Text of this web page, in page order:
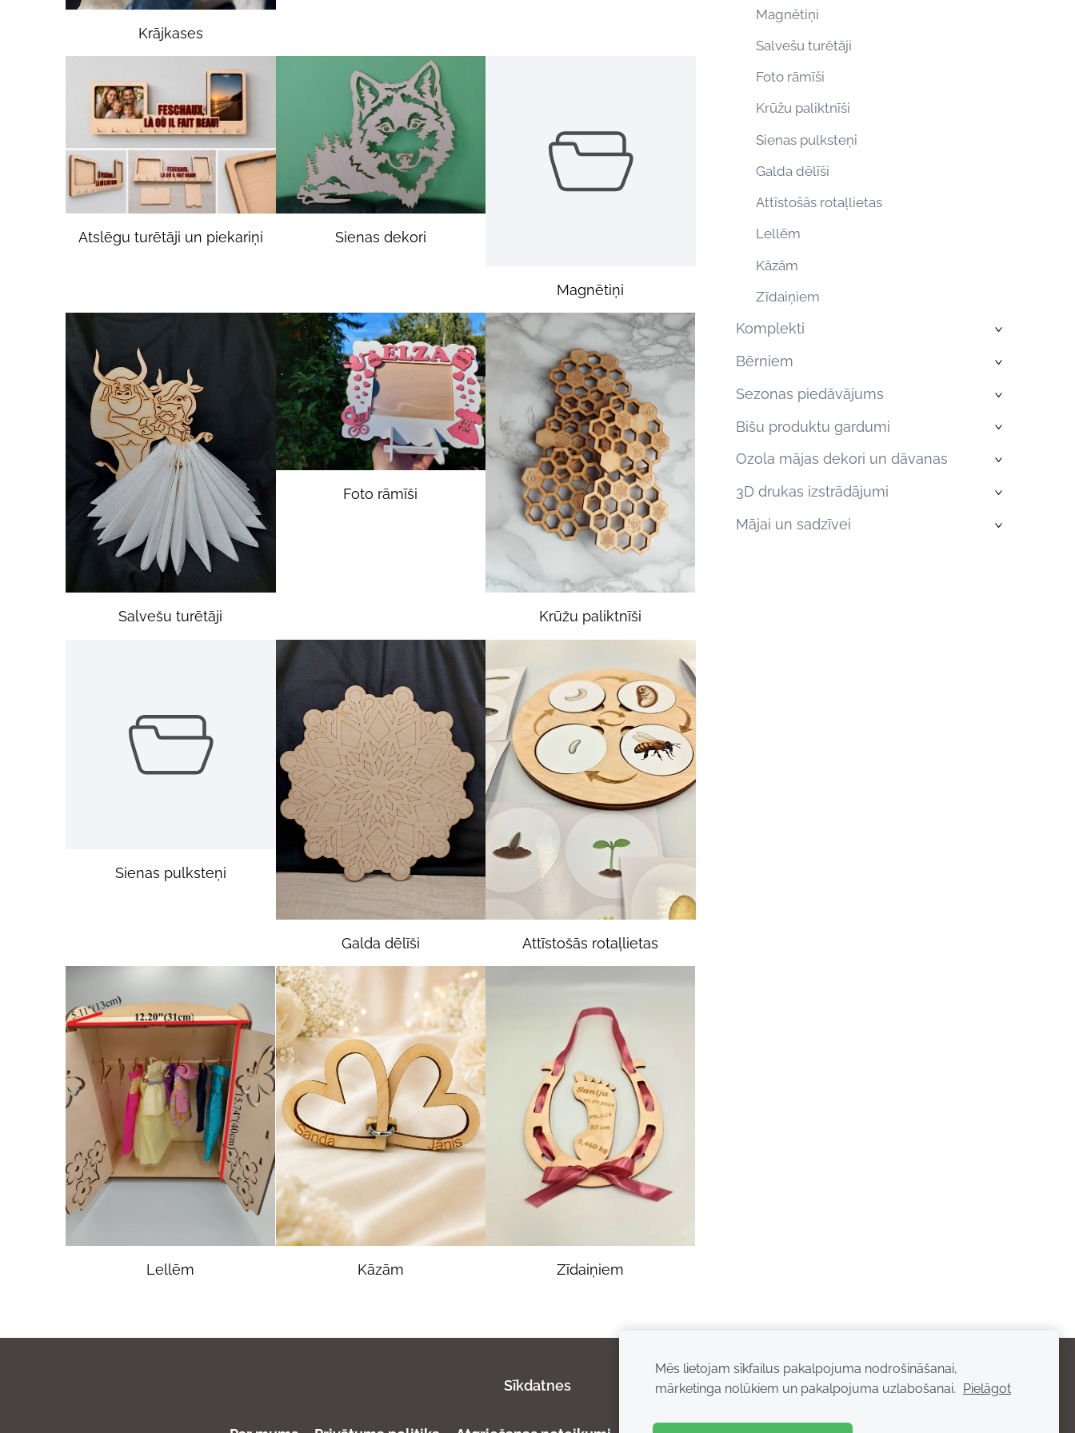
Magnētiņi
Salvešu turētāji
Foto rāmīši
Krūžu paliktnīši
Sienas pulksteņi
Galda dēlīši
Attīstošās rotaļlietas
Lellēm
Kāzām
Zīdaiņiem
Komplekti ›
Bērniem ›
Sezonas piedāvājums ›
Bišu produktu gardumi ›
Ozola mājas dekori un dāvanas ›
3D drukas izstrādājumi ›
Mājai un sadzīvei ›
Krājkases
Atslēgu turētāji un piekariņi Sienas dekori
Magnētiņi
Salvešu turētāji
Foto rāmīši
Krūžu paliktnīši
Sienas pulksteņi
Galda dēlīši Attīstošās rotaļlietas
Lellēm Kāzām Zīdaiņiem
Sīkdatnes
Mēs lietojam sīkfailus pakalpojuma nodrošināšanai,
mārketinga nolūkiem un pakalpojuma uzlabošanai. Pielāgot